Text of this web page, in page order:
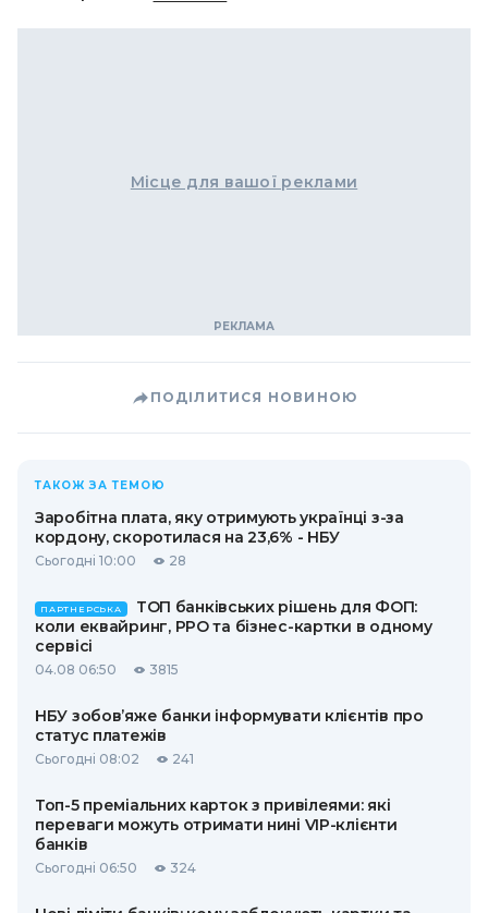
Місце для вашої реклами
ПОДІЛИТИСЯ НОВИНОЮ
ТАКОЖ ЗА ТЕМОЮ
Заробітна плата, яку отримують українці з-за
кордону, скоротилася на 23,6% - НБУ
Сьогодні 10:00 28
ПАРТНЕРСЬКА
ТОП банківських рішень для ФОП:
коли еквайринг, РРО та бізнес-картки в одному
сервісі
04.08 06:50 3815
НБУ зобов’яже банки інформувати клієнтів про
статус платежів
Сьогодні 08:02 241
Топ-5 преміальних карток з привілеями: які
переваги можуть отримати нині VIP-клієнти
банків
Сьогодні 06:50 324